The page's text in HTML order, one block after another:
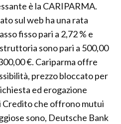
è la CARIPARMA.
sul web ha una rata
fisso pari a 2,72 % e
sono pari a 500,00
€. Cariparma offre
prezzo bloccato per
ed erogazione
che offrono mutui
sono, Deutsche Bank